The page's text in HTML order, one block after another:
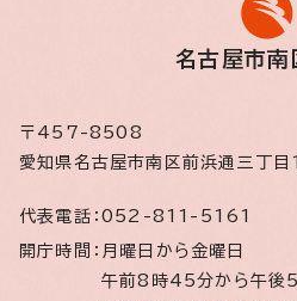
名古屋市南
〒457-8508
愛知県名古屋市南区前浜通三丁
代表電話： 052-811-5161
開庁時間： 月曜日から金曜日
午前8時45分から午後